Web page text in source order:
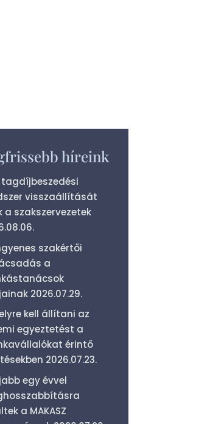
híreink
tagdíjbeszedési
visszaállítását
a szakszervezetek
szakértői
a
2026.07.29.
kell állítani az
egyeztetést a
érintő
2026.07.23.
egy évvel
a MAKASZ